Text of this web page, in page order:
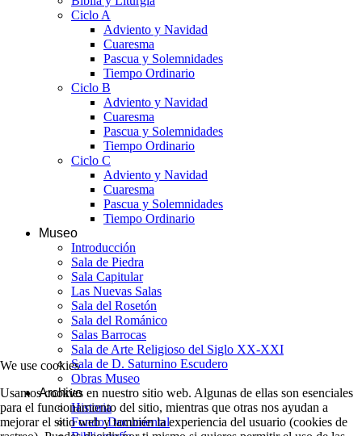
Ciclo A
Adviento y Navidad
Cuaresma
Pascua y Solemnidades
Tiempo Ordinario
Ciclo B
Adviento y Navidad
Cuaresma
Pascua y Solemnidades
Tiempo Ordinario
Ciclo C
Adviento y Navidad
Cuaresma
Pascua y Solemnidades
Tiempo Ordinario
Museo
Introducción
Sala de Piedra
Sala Capitular
Las Nuevas Salas
Sala del Rosetón
Sala del Románico
Salas Barrocas
Sala de Arte Religioso del Siglo XX-XXI
Sala de D. Saturnino Escudero
Obras Museo
Archivo
Historia
Fondo Documental
We use cookies
Usamos cookies en nuestro sitio web. Algunas de ellas son esenciales
para el funcionamiento del sitio, mientras que otras nos ayudan a
mejorar el sitio web y también la experiencia del usuario (cookies de